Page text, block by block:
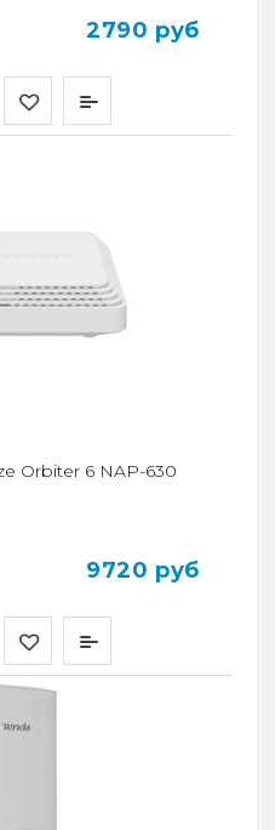
2790 руб
Orbiter 6 NAP-630
9720 руб